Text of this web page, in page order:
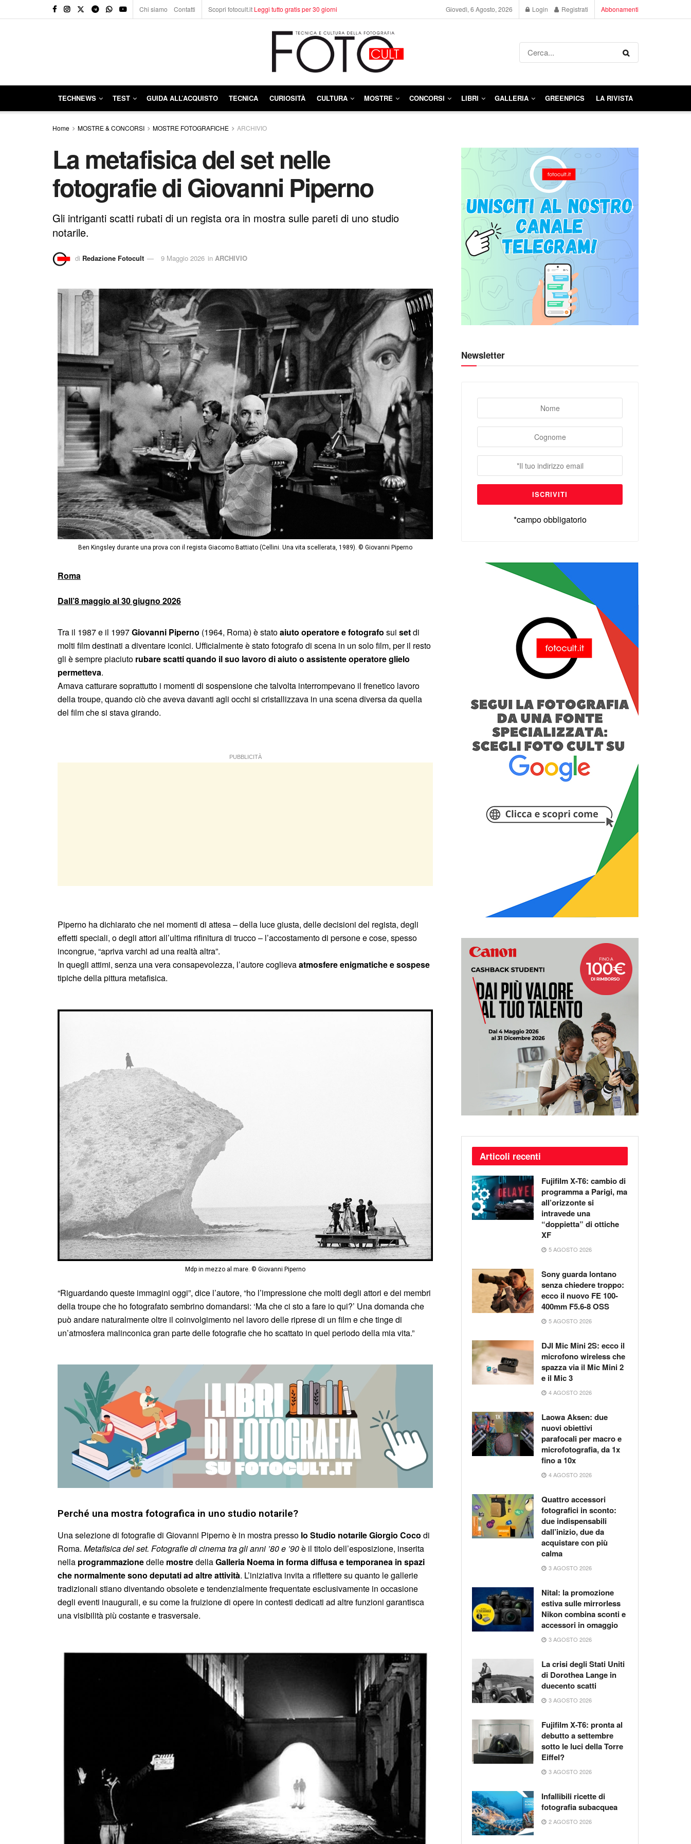
Chi siamo Contatti Scopri fotocult.it Leggi tutto gratis per 30 giorni Giovedì, 6 Agosto, 2026 Login Registrati Abbonamenti
TECHNEWS TEST GUIDA ALL’ACQUISTO TECNICA CURIOSITÀ CULTURA MOSTRE CONCORSI LIBRI GALLERIA GREENPICS LA RIVISTA
Home MOSTRE & CONCORSI MOSTRE FOTOGRAFICHE ARCHIVIO
La metafisica del set nelle
fotografie di Giovanni Piperno
Gli intriganti scatti rubati di un regista ora in mostra sulle pareti di uno studio
notarile.
di Redazione Fotocult 9 Maggio 2026 in ARCHIVIO
Ben Kingsley durante una prova con il regista Giacomo Battiato (Cellini. Una vita scellerata, 1989). © Giovanni Piperno
Roma
Dall’8 maggio al 30 giugno 2026
Tra il 1987 e il 1997Giovanni Piperno (1964, Roma) è statoaiuto operatore e fotografo sui setdi
molti film destinati a diventare iconici. Ufficialmente è stato fotografo di scena in un solo film, per il resto
gli è sempre piaciuto rubare scatti quando il suo lavoro di aiuto o assistente operatore glielo
permetteva.
Amava catturare soprattutto i momenti di sospensione che talvolta interrompevano il frenetico lavoro
della troupe, quando ciò che aveva davanti agli occhi si cristallizzava in una scena diversa da quella
del film che si stava girando.
PUBBLICITÀ
Piperno ha dichiarato che nei momenti di attesa – della luce giusta, delle decisioni del regista, degli
effetti speciali, o degli attori all’ultima rifinitura di trucco – l’accostamento di persone e cose, spesso
incongrue, “apriva varchi ad una realtà altra”.
In quegli attimi, senza una vera consapevolezza, l’autore coglievaatmosfere enigmatiche e sospese
tipiche della pittura metafisica.
Mdp in mezzo al mare. © Giovanni Piperno
“Riguardando queste immagini oggi”, dice l’autore, “ho l’impressione che molti degli attori e dei membri
della troupe che ho fotografato sembrino domandarsi: ‘Ma che ci sto a fare io qui?’ Una domanda che
può andare naturalmente oltre il coinvolgimento nel lavoro delle riprese di un film e che tinge di
un’atmosfera malinconica gran parte delle fotografie che ho scattato in quel periodo della mia vita.”
Perché una mostra fotografica in uno studio notarile?
Una selezione di fotografie di Giovanni Piperno è in mostra presso lo Studio notarile Giorgio Coco di
Roma. Metafisica del set. Fotografie di cinema tra gli anni ’80 e ’90è il titolo dell’esposizione, inserita
nella programmazionedelle mostredellaGalleria Noema in forma diffusa e temporanea in spazi
che normalmente sono deputati ad altre attività. L’iniziativa invita a riflettere su quanto le gallerie
tradizionali stiano diventando obsolete e tendenzialmente frequentate esclusivamente in occasione
degli eventi inaugurali, e su come la fruizione di opere in contesti dedicati ad altre funzioni garantisca
una visibilità più costante e trasversale.
Newsletter
*campo obbligatorio
Articoli recenti
Fujifilm X-T6: cambio di
programma a Parigi, ma
all’orizzonte si
intravede una
“doppietta” di ottiche
XF
5 AGOSTO 2026
Sony guarda lontano
senza chiedere troppo:
ecco il nuovo FE 100-
400mm F5.6-8 OSS
5 AGOSTO 2026
DJI Mic Mini 2S: ecco il
microfono wireless che
spazza via il Mic Mini 2
e il Mic 3
4 AGOSTO 2026
Laowa Aksen: due
nuovi obiettivi
parafocali per macro e
microfotografia, da 1x
fino a 10x
4 AGOSTO 2026
Quattro accessori
fotografici in sconto:
due indispensabili
dall’inizio, due da
acquistare con più
calma
3 AGOSTO 2026
Nital: la promozione
estiva sulle mirrorless
Nikon combina sconti e
accessori in omaggio
3 AGOSTO 2026
La crisi degli Stati Uniti
di Dorothea Lange in
duecento scatti
3 AGOSTO 2026
Fujifilm X-T6: pronta al
debutto a settembre
sotto le luci della Torre
Eiffel?
3 AGOSTO 2026
Infallibili ricette di
fotografia subacquea
2 AGOSTO 2026